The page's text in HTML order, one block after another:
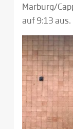
Marburg/
auf 9:13 aus.